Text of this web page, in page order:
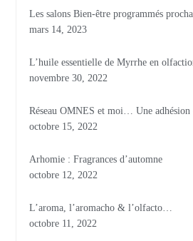
Les salons Bien-être programmés
mars 14, 2023
L’huile essentielle de Myrrhe en
novembre 30, 2022
Réseau OMNES et moi… Une adhésion
octobre 15, 2022
Arhomie : Fragrances d’automne
octobre 12, 2022
L’aroma, l’aromacho & l’olfacto…
octobre 11, 2022